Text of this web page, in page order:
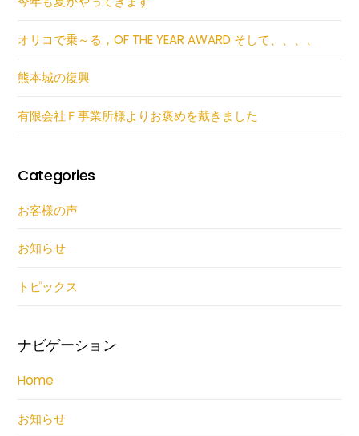
オリコで乗～る，OF THE YEAR AWARD そして、、、、
熊本城の復興
有限会社Ｆ事業所様よりお褒めを戴きました
Categories
お客様の声
お知らせ
トピックス
ナビゲーション
Home
お知らせ